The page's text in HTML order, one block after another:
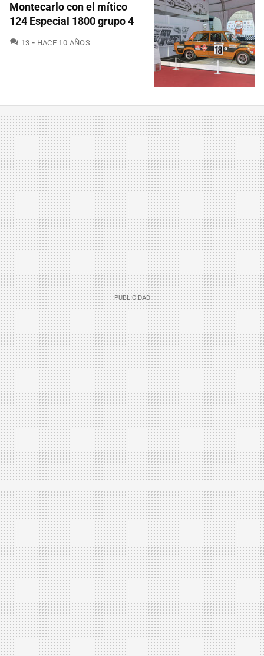
Montecarlo con el mítico
124 Especial 1800 grupo 4
13 COMENTARIOS
HACE 10 AÑOS